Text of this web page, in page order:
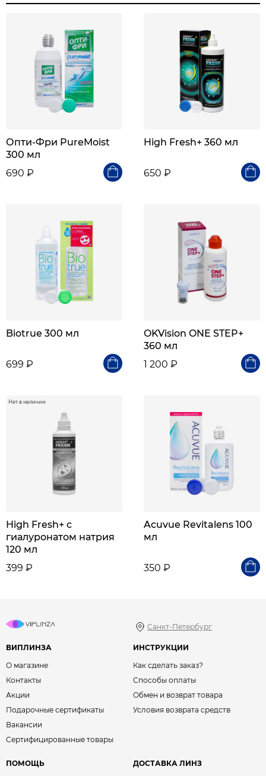
Опти-Фри PureMoist
300 мл
690 ₽
High Fresh+ 360 мл
650 ₽
Biotrue 300 мл
699 ₽
OKVision ONE STEP+
360 мл
1 200 ₽
Нет в наличии
High Fresh+ с
гиалуронатом натрия
120 мл
399 ₽
Acuvue Revitalens 100
мл
350 ₽
Санкт-Петербург
ВИПЛИНЗА
О магазине
Контакты
Акции
Подарочные сертификаты
Вакансии
Сертифицированные товары
ИНСТРУКЦИИ
Как сделать заказ?
Способы оплаты
Обмен и возврат товара
Условия возврата средств
ПОМОЩЬ ДОСТАВКА ЛИНЗ